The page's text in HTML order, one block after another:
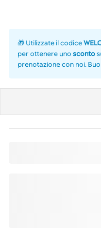
🎁 Utilizzate il codice
per ottenere uno sconto
prenotazione con noi.